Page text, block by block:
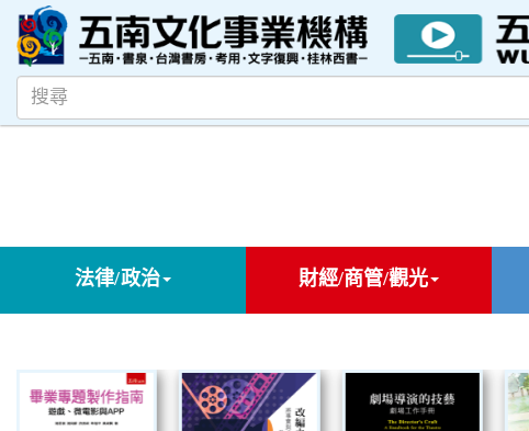
法律/政治 財經/商管/觀光